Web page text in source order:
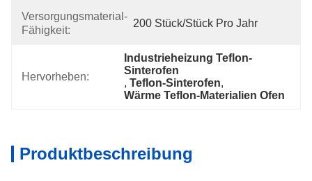
Versorgungsmaterial-
Fähigkeit:
200 Stück/Stück Pro Jahr
Hervorheben:
Industrieheizung Teflon-
Sinterofen
, Teflon-Sinterofen,
Wärme Teflon-Materialien Ofen
Produktbeschreibung